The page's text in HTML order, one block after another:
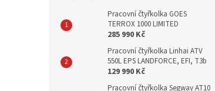
Pracovní čtyřkolka GOES
TERROX 1000 LIMITED
285 990 Kč
Pracovní čtyřkolka Linhai ATV
550L EPS LANDFORCE, EFI, T3b
129 990 Kč
Pracovní čtyřkolka Segway AT10